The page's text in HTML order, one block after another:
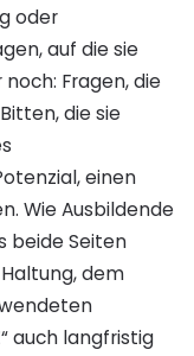
oder
auf die sie
Fragen, die
die sie
einen
Wie Ausbildende
beide Seiten
dem
auch langfristig